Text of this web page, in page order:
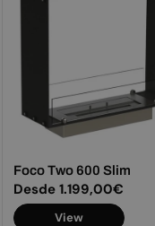
Foco Two 600 Slim
Precio
habitual
Desde 1.199,00€
View